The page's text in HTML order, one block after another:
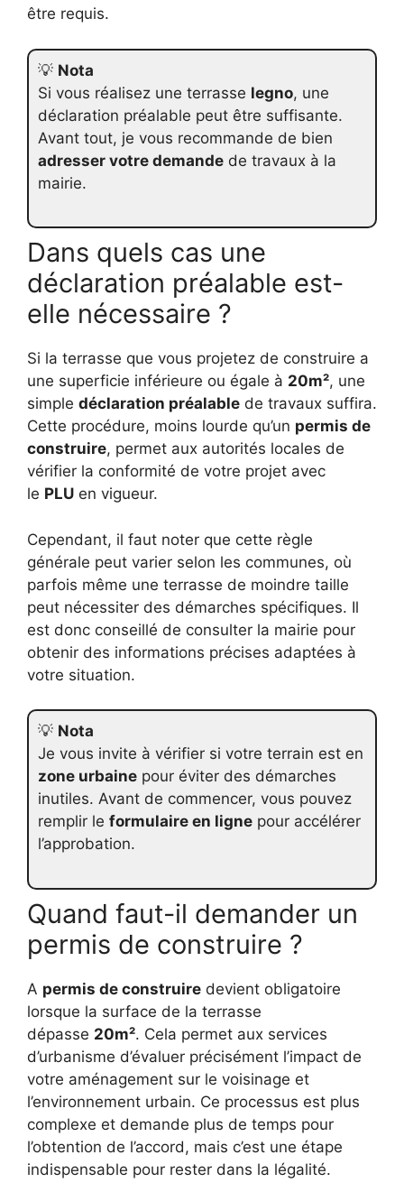
être requis.
💡 Nota
Si vous réalisez une terrasse legno, une
déclaration préalable peut être suffisante.
Avant tout, je vous recommande de bien
adresser votre demande de travaux à la
mairie.
Dans quels cas une
déclaration préalable est-
elle nécessaire ?
Si la terrasse que vous projetez de construire a
une superficie inférieure ou égale à 20m², une
simple déclaration préalable de travaux suffira.
Cette procédure, moins lourde qu’un permis de
construire, permet aux autorités locales de
vérifier la conformité de votre projet avec
le PLU en vigueur.
Cependant, il faut noter que cette règle
générale peut varier selon les communes, où
parfois même une terrasse de moindre taille
peut nécessiter des démarches spécifiques. Il
est donc conseillé de consulter la mairie pour
obtenir des informations précises adaptées à
votre situation.
💡 Nota
Je vous invite à vérifier si votre terrain est en
zone urbaine pour éviter des démarches
inutiles. Avant de commencer, vous pouvez
remplir le formulaire en ligne pour accélérer
l’approbation.
Quand faut-il demander un
permis de construire ?
A permis de construire devient obligatoire
lorsque la surface de la terrasse
dépasse 20m². Cela permet aux services
d’urbanisme d’évaluer précisément l’impact de
votre aménagement sur le voisinage et
l’environnement urbain. Ce processus est plus
complexe et demande plus de temps pour
l’obtention de l’accord, mais c’est une étape
indispensable pour rester dans la légalité.